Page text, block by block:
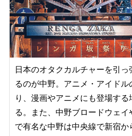
日本のオタクカルチャーを引
るのが中野。アニメ・アイド
り、漫画やアニメにも登場す
る。また、中野ブロードウェ
で有名な中野は中央線で新宿か